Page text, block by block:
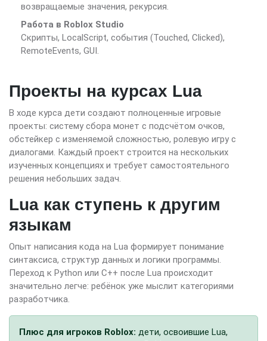
возвращаемые значения, рекурсия.
Работа в Roblox Studio
Скрипты, LocalScript, события (Touched, Clicked),
RemoteEvents, GUI.
Проекты на курсах Lua
В ходе курса дети создают полноценные игровые
проекты: систему сбора монет с подсчётом очков,
обстейкер с изменяемой сложностью, ролевую игру с
диалогами. Каждый проект строится на нескольких
изученных концепциях и требует самостоятельного
решения небольших задач.
Lua как ступень к другим
языкам
Опыт написания кода на Lua формирует понимание
синтаксиса, структур данных и логики программы.
Переход к Python или C++ после Lua происходит
значительно легче: ребёнок уже мыслит категориями
разработчика.
Плюс для игроков Roblox: дети, освоившие Lua,